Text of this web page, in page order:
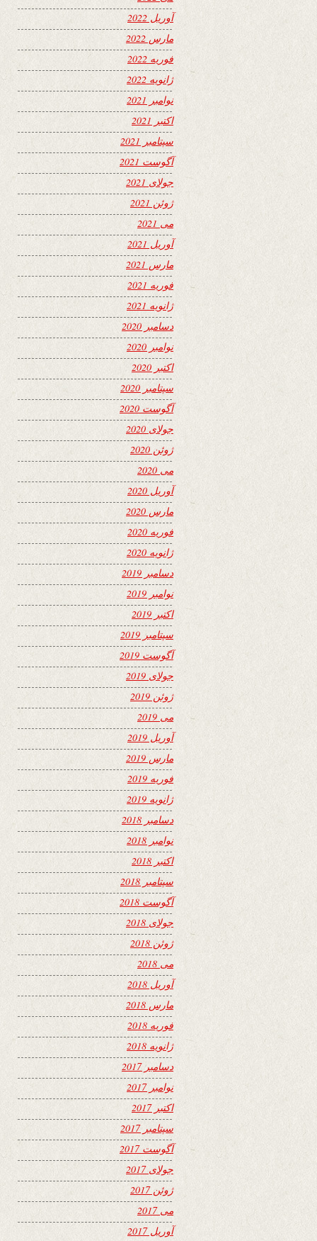
آوریل 2022
مارس 2022
فوریه 2022
ژانویه 2022
نوامبر 2021
اکتبر 2021
سپتامبر 2021
آگوست 2021
جولای 2021
ژوئن 2021
می 2021
آوریل 2021
مارس 2021
فوریه 2021
ژانویه 2021
دسامبر 2020
نوامبر 2020
اکتبر 2020
سپتامبر 2020
آگوست 2020
جولای 2020
ژوئن 2020
می 2020
آوریل 2020
مارس 2020
فوریه 2020
ژانویه 2020
دسامبر 2019
نوامبر 2019
اکتبر 2019
سپتامبر 2019
آگوست 2019
جولای 2019
ژوئن 2019
می 2019
آوریل 2019
مارس 2019
فوریه 2019
ژانویه 2019
دسامبر 2018
نوامبر 2018
اکتبر 2018
سپتامبر 2018
آگوست 2018
جولای 2018
ژوئن 2018
می 2018
آوریل 2018
مارس 2018
فوریه 2018
ژانویه 2018
دسامبر 2017
نوامبر 2017
اکتبر 2017
سپتامبر 2017
آگوست 2017
جولای 2017
ژوئن 2017
می 2017
آوریل 2017